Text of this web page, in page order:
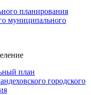
планирования
муниципального
план
городского